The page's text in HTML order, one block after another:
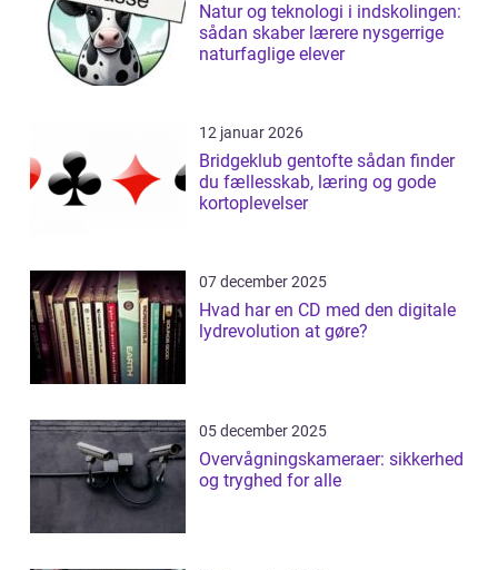
Natur og teknologi i indskolingen:
sådan skaber lærere nysgerrige
naturfaglige elever
12 januar 2026
Bridgeklub gentofte sådan finder
du fællesskab, læring og gode
kortoplevelser
07 december 2025
Hvad har en CD med den digitale
lydrevolution at gøre?
05 december 2025
Overvågningskameraer: sikkerhed
og tryghed for alle